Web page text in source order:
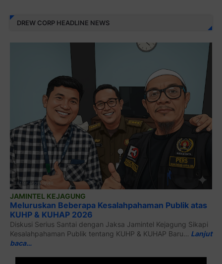
DREW CORP HEADLINE NEWS
JAMINTEL KEJAGUNG
Meluruskan Beberapa Kesalahpahaman Publik atas
KUHP & KUHAP 2026
Diskusi Serius Santai dengan Jaksa Jamintel Kejagung Sikapi
Kesalahpahaman Publik tentang KUHP & KUHAP Baru… Lanjut
baca…